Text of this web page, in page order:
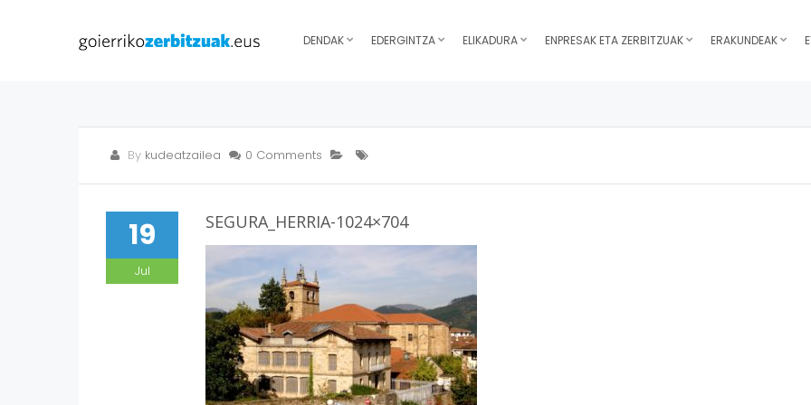
DENDAK EDERGINTZA ELIKADURA ENPRESAK ETA ZERBITZUAK ERAKUNDEAK
By kudeatzailea 0 Comments
19
Jul
SEGURA_HERRIA-1024×704